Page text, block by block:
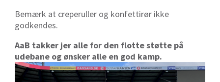
Bemærk at creperuller og konfettirør ikke
godkendes.
AaB takker jer alle for den flotte støtte på
udebane og ønsker alle en god kamp.